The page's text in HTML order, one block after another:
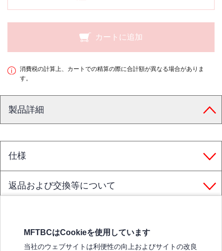
カートに追加
消費税の計算上、カートでの精算の際に合計額が異なる場合がありま
す。
製品詳細
仕様
返品および交換等について
MFTBCはCookieを使用しています
当社のウェブサイトは利便性の向上およびサイトの改良